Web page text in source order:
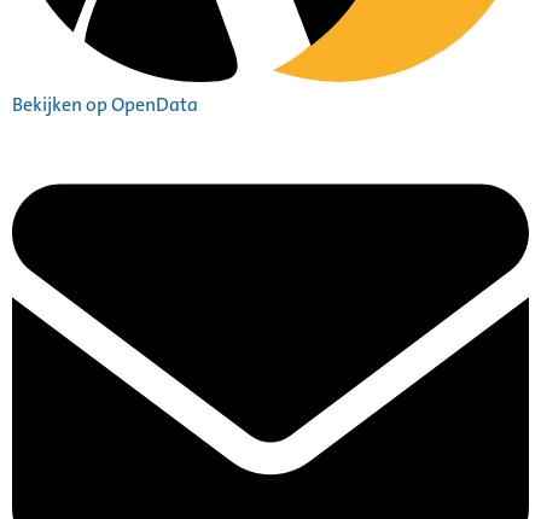
Bekijken op OpenData